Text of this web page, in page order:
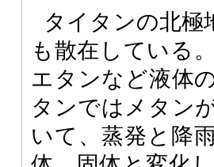
タイタンの北極
も散在している
エタンなど液体
タンではメタン
いて、蒸発と降